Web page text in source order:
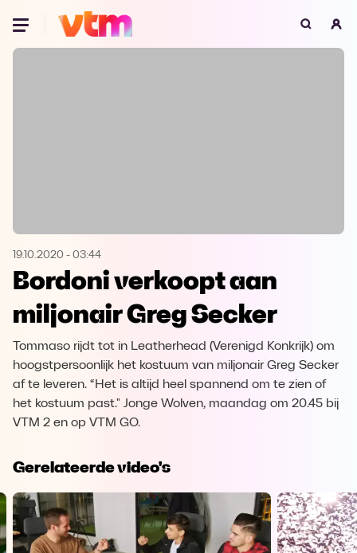
Oeps, browser niet ondersteund
Microsoft Edge Download
Opera Download
19.10.2020 - 03:44
Bordoni verkoopt aan
miljonair Greg Secker
Tommaso rijdt tot in Leatherhead (Verenigd Konkrijk) om
hoogstpersoonlijk het kostuum van miljonair Greg Secker
af te leveren. “Het is altijd heel spannend om te zien of
het kostuum past." Jonge Wolven, maandag om 20.45 bij
VTM 2 en op VTM GO.
Gerelateerde video's